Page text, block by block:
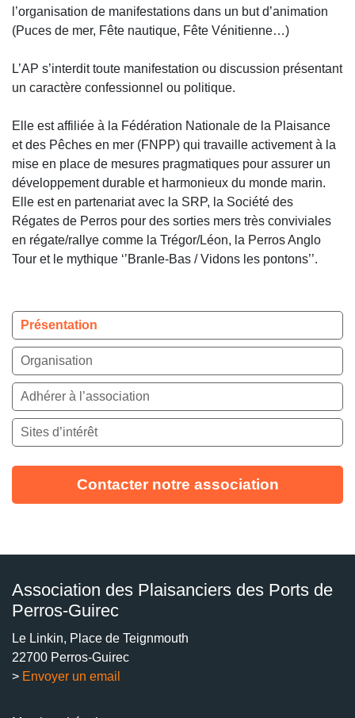
l’organisation de manifestations dans un but d’animation
(Puces de mer, Fête nautique, Fête Vénitienne…)
L’AP s’interdit toute manifestation ou discussion présentant
un caractère confessionnel ou politique.
Elle est affiliée à la Fédération Nationale de la Plaisance
et des Pêches en mer (FNPP) qui travaille activement à la
mise en place de mesures pragmatiques pour assurer un
développement durable et harmonieux du monde marin.
Elle est en partenariat avec la SRP, la Société des
Régates de Perros pour des sorties mers très conviviales
en régate/rallye comme la Trégor/Léon, la Perros Anglo
Tour et le mythique ‘’Branle-Bas / Vidons les pontons’’.
Présentation
Organisation
Adhérer à l’association
Sites d’intérêt
Contacter notre association
Association des Plaisanciers des Ports de
Perros-Guirec
Le Linkin, Place de Teignmouth
22700 Perros-Guirec
> Envoyer un email